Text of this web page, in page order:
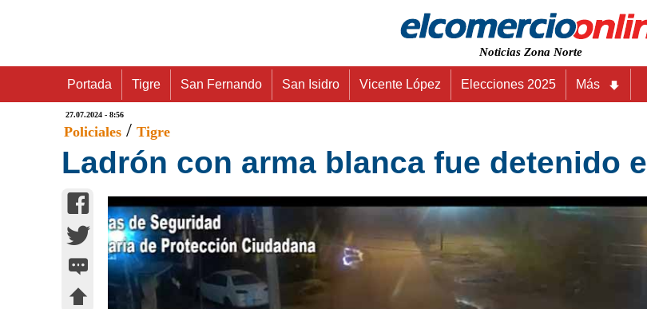
Noticias Zona Norte
Portada Tigre San Fernando San Isidro Vicente López Elecciones 2025 Más
27.07.2024 - 8:56
Policiales / Tigre
Ladrón con arma blanca fue detenido